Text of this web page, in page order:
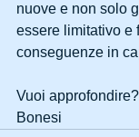
nuove e non solo
essere limitativo e
conseguenze in
Vuoi
Bonesi